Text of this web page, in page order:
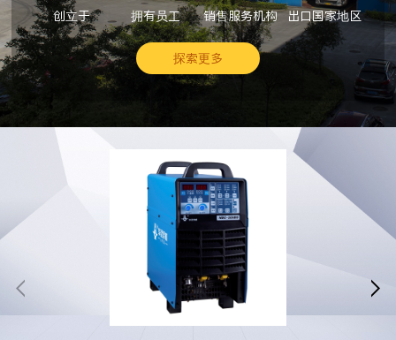
创立于 拥有员工 销售服务机构 出口国家地区
探索更多
 